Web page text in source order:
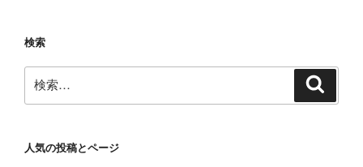
検索
索:
人気の投稿とページ